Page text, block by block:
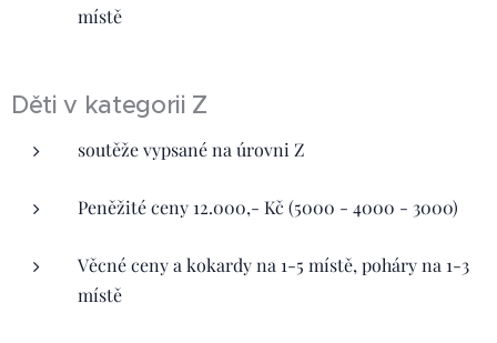
místě
Děti v kategorii Z
soutěže vypsané na úrovni Z
Peněžité ceny 12.000,- Kč (5000 - 4000 - 3000)
Věcné ceny a kokardy na 1-5 místě, poháry na 1-3
místě